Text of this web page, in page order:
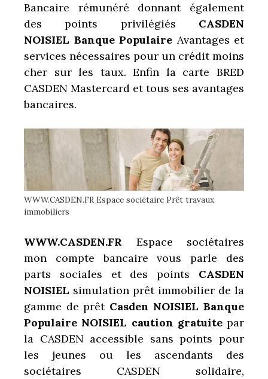
Bancaire rémunéré donnant également
des points privilégiés CASDEN
NOISIEL Banque Populaire Avantages et
services nécessaires pour un crédit moins
cher sur les taux. Enfin la carte BRED
CASDEN Mastercard et tous ses avantages
bancaires.
WWW.CASDEN.FR Espace sociétaire Prêt travaux
immobiliers
WWW.CASDEN.FR Espace sociétaires
mon compte bancaire vous parle des
parts sociales et des points CASDEN
NOISIEL simulation prêt immobilier de la
gamme de prêt Casden NOISIEL Banque
Populaire NOISIEL caution gratuitepar
la CASDEN accessible sans points pour
les jeunes ou les ascendants des
sociétaires CASDEN solidaire,